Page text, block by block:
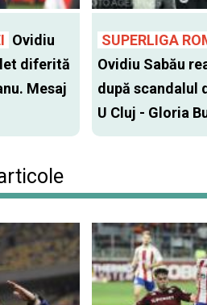
Ovidiu
diferită
Mesaj
SUPERLIGA
Ovidiu Sabău
după scandalul
U Cluj - Gloria